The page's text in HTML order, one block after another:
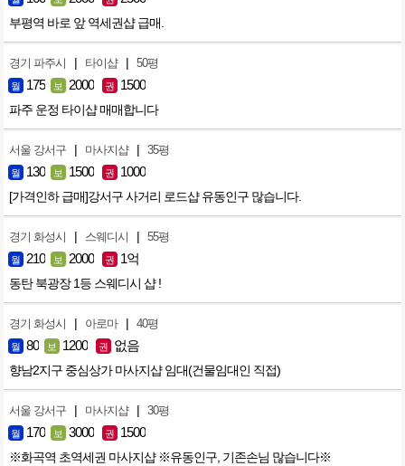
부평역 바로 앞 역세권샵 급매.
경기 파주시 | 타이샵 | 50평
월 175 보 2000 권 1500
파주 운정 타이샵 매매합니다
서울 강서구 | 마사지샵 | 35평
월 130 보 1500 권 1000
[가격인하 급매]강서구 사거리 로드샵 유동인구 많습니다.
경기 화성시 | 스웨디시 | 55평
월 210 보 2000 권 1억
동탄 북광장 1등 스웨디시 샵 !
경기 화성시 | 아로마 | 40평
월 80 보 1200 권 없음
향남2지구 중심상가 마사지샵 임대(건물임대인 직접)
서울 강서구 | 마사지샵 | 30평
월 170 보 3000 권 1500
※화곡역 초역세권 마사지샵 ※유동인구, 기존손님 많습니다※